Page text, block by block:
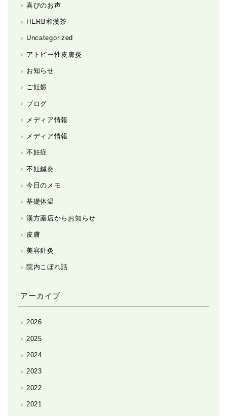
喜びのお声
HERB和漢茶
Uncategorized
アトピー性皮膚炎
お知らせ
ご妊娠
ブログ
メディア情報
メディア情報
不妊症
不妊鍼灸
今日のメモ
基礎体温
漢方薬店からお知らせ
皮膚
美容針灸
院内こぼれ話
アーカイブ
2026
2025
2024
2023
2022
2021